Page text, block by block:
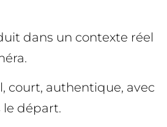
dans un contexte réel
court, authentique, avec
le départ.